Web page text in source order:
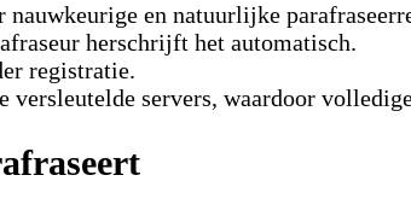
en natuurlijke
herschrijft het automatisch.
registratie.
servers, waardoor